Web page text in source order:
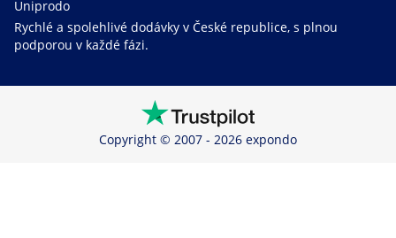
Uniprodo
Rychlé a spolehlivé dodávky v České republice, s plnou
podporou v každé fázi.
Copyright © 2007 - 2026 expondo